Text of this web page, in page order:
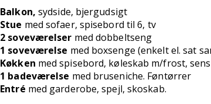
Balkon, sydside, bjergudsigt
Stue med sofaer, spisebord til 6, tv
2 soveværelser med dobbeltseng
1 soveværelse med boxsenge (enkelt el. sat
Køkken med spisebord, køleskab m/frost,
1 badeværelse med bruseniche. Føntørrer
Entré med garderobe, spejl, skoskab.